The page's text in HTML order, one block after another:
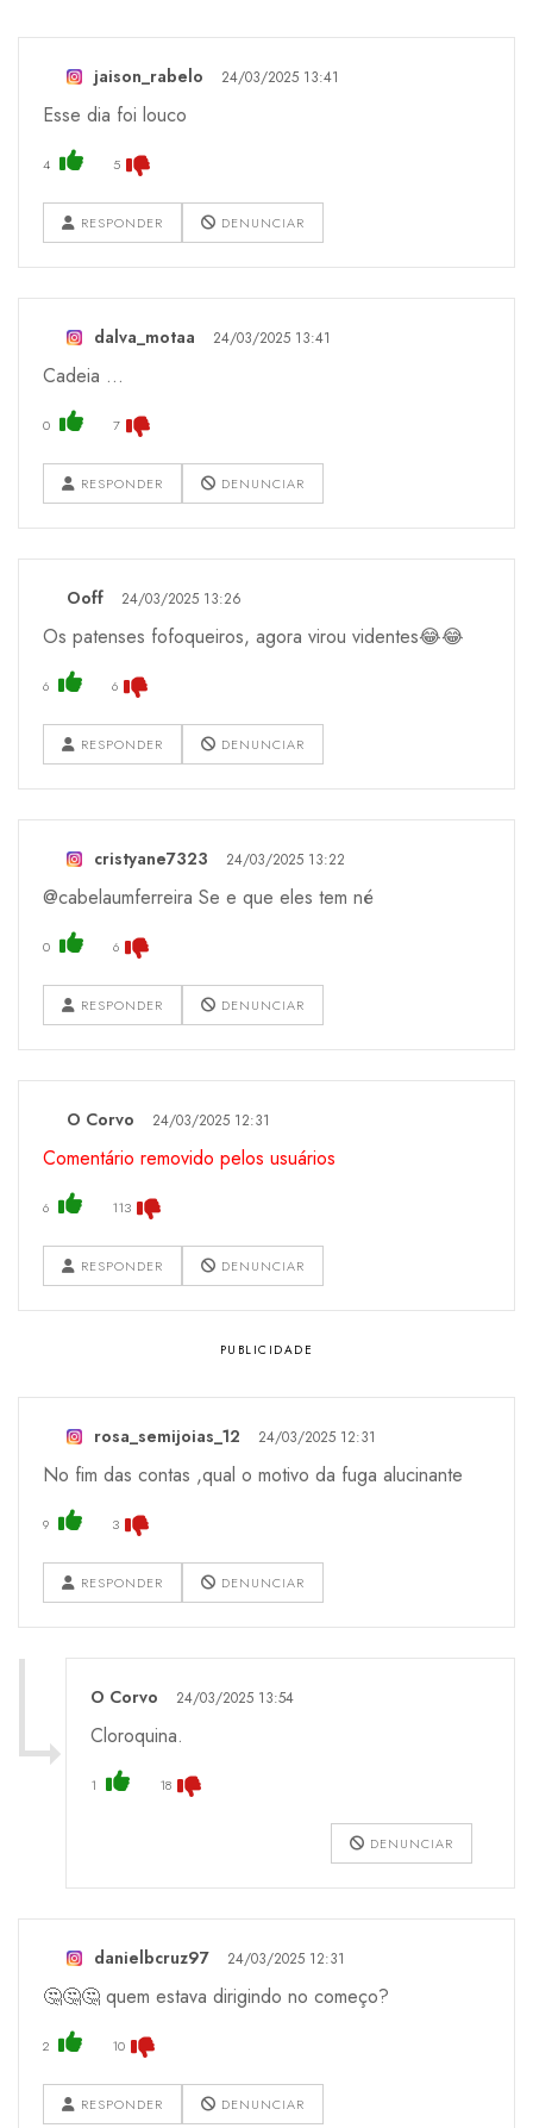
jaison_rabelo 24/03/2025 13:41
Esse dia foi louco
4 5
RESPONDER DENUNCIAR
dalva_motaa 24/03/2025 13:41
Cadeia ...
0 7
RESPONDER DENUNCIAR
Ooff 24/03/2025 13:26
Os patenses fofoqueiros, agora virou videntes😂😂
6 6
RESPONDER DENUNCIAR
cristyane7323 24/03/2025 13:22
@cabelaumferreira Se e que eles tem né
0 6
RESPONDER DENUNCIAR
O Corvo 24/03/2025 12:31
Comentário removido pelos usuários
6 113
RESPONDER DENUNCIAR
rosa_semijoias_12 24/03/2025 12:31
No fim das contas ,qual o motivo da fuga alucinante
9 3
RESPONDER DENUNCIAR
O Corvo 24/03/2025 13:54
Cloroquina.
1 18
DENUNCIAR
danielbcruz97 24/03/2025 12:31
🤔🤔🤔 quem estava dirigindo no começo?
2 10
RESPONDER DENUNCIAR